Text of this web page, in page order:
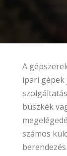
A
ipari gépek
büszkék
számos